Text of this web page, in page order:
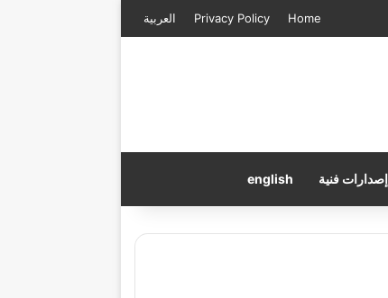
Home
Privacy Policy العربية
إصدارات فنية english